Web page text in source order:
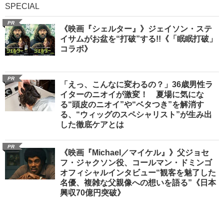
SPECIAL
PR
《映画『シェルター』》ジェイソン・ステ
イサムがお盆を“打破”する!!《「眠眠打破」
コラボ》
PR
「えっ、こんなに変わるの？」36歳男性ラ
イターのニオイが激変！ 夏場に気にな
る“頭皮のニオイ”や“ベタつき”を解消す
る、“ウィッグのスペシャリスト”が生み出
した徹底ケアとは
PR
《映画『Michael／マイケル』》父ジョセ
フ・ジャクソン役、コールマン・ドミンゴ
オフィシャルインタビュー“観客を魅了した
名優、複雑な父親像への想いを語る”《日本
興収70億円突破》